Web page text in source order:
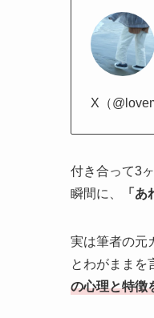
X（
付き合って3
瞬間に、
「
実は筆者の元
とわがままを
の心理と特徴